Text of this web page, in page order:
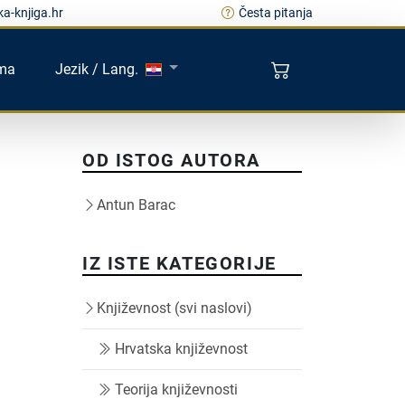
knjiga.hr Česta pitanja
Jezik / Lang.
OD ISTOG AUTORA
Antun Barac
IZ ISTE KATEGORIJE
Književnost (svi naslovi)
Hrvatska književnost
Teorija književnosti